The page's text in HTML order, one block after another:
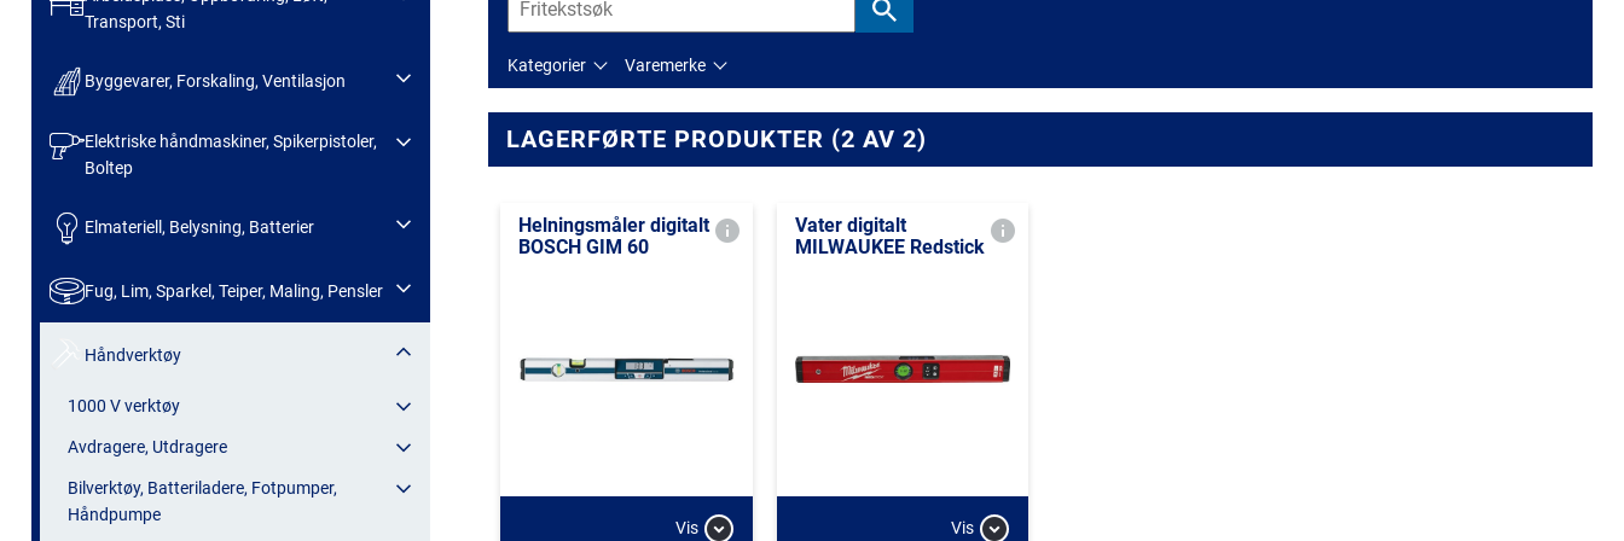
Transport, Sti
Byggevarer, Forskaling, Ventilasjon
Elektriske håndmaskiner, Spikerpistoler,
Boltep
Elmateriell, Belysning, Batterier
Fug, Lim, Sparkel, Teiper, Maling, Pensler
Håndverktøy
1000 V verktøy
Avdragere, Utdragere
Bilverktøy, Batteriladere, Fotpumper,
Håndpumpe
Kategorier Varemerke
LAGERFØRTE PRODUKTER (2 AV 2)
Helningsmåler digitalt
BOSCH GIM 60
Vis
Vater digitalt
MILWAUKEE Redstick
Vis